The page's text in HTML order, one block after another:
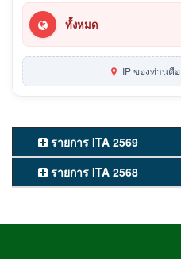
ทั้งหมด
IP ของท่านคือ
รายการ ITA 2569
รายการ ITA 2568